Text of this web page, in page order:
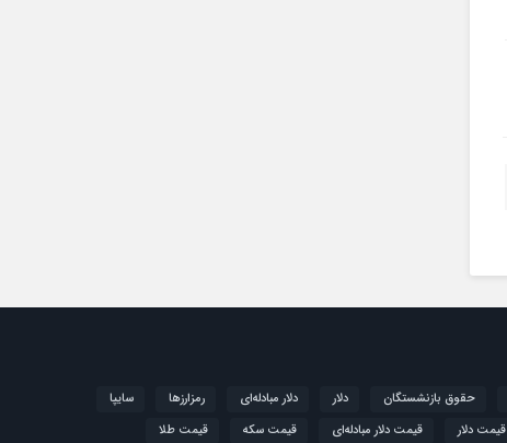
حقوق بازنشستگان دلار دلار مبادله‌ای رمزارزها
سایپا
قیمت دلار قیمت دلار مبادله‌ای قیمت سکه قیمت طلا